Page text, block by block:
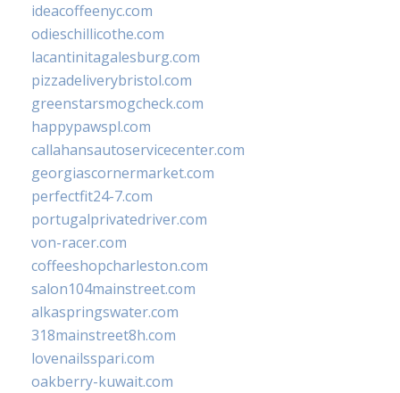
ideacoffeenyc.com
odieschillicothe.com
lacantinitagalesburg.com
pizzadeliverybristol.com
greenstarsmogcheck.com
happypawspl.com
callahansautoservicecenter.com
georgiascornermarket.com
perfectfit24-7.com
portugalprivatedriver.com
von-racer.com
coffeeshopcharleston.com
salon104mainstreet.com
alkaspringswater.com
318mainstreet8h.com
lovenailsspari.com
oakberry-kuwait.com